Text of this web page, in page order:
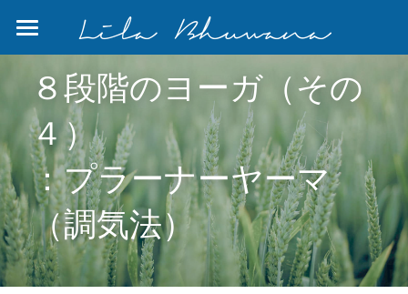
Home
Program
Bali
Photo Gallery
リトリート
Blog
検索
８段階のヨーガ（その
４）
：プラーナーヤーマ
（調気法）
ストアカテゴリー
すべてのカテゴリー